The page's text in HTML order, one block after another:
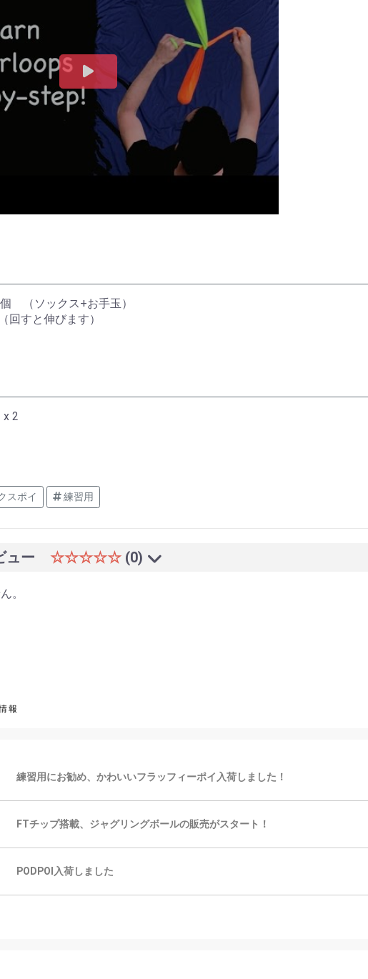
（ソックス+お手玉）
回すと伸びます）
x 2
スポイ 練習用
ュー ☆☆☆☆☆ (0)
。
報
練習用にお勧め、かわいいフラッフィーポイ入荷しました！
FTチップ搭載、ジャグリングボールの販売がスタート！
PODPOI入荷しました